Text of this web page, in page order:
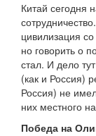
Китай сегодня
цивилизация со
но говорить о
стал. И дело
(как и Россия)
Россия) не
них местного
Победа на